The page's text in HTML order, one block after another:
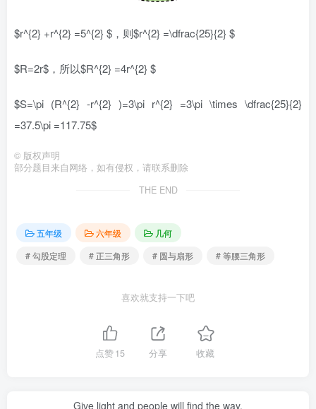
$r^{2} +r^{2} =5^{2} $，则$r^{2} =\dfrac{25}{2} $
$R=2r$，所以$R^{2} =4r^{2} $
$S=\pi (R^{2} -r^{2} )=3\pi r^{2} =3\pi \times \dfrac{25}{2}
=37.5\pi =117.75$
© 版权声明
部分题目来自网络，如有侵权，请联系删除
THE END
五年级 六年级
几何
# 勾股定理
# 正三角形 # 圆与扇形 # 等腰三角形
喜欢就支持一下吧
点赞15 分享 收藏
Give light and people will find the way.